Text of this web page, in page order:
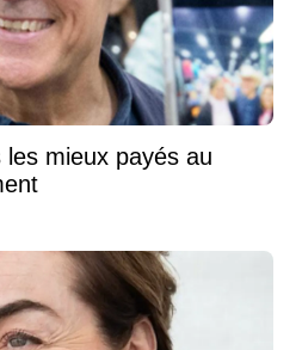
mieux payés au